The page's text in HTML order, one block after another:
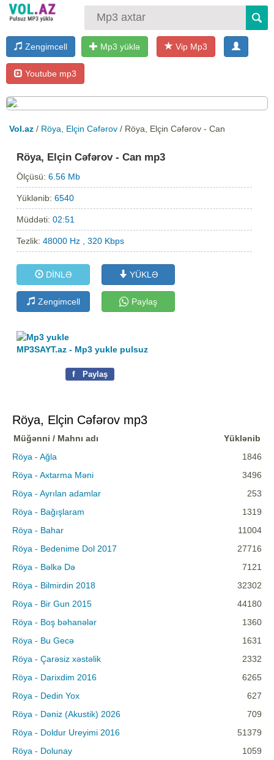
Zengimcell Mp3 yüklə Vip Mp3
Youtube mp3
Vol.az / Röya, Elçin Cəfərov / Röya, Elçin Cəfərov - Can
Röya, Elçin Cəfərov - Can mp3
Ölçüsü:6.56 Mb
Yüklənib:6540
Müddəti:02:51
Tezlik:48000 Hz , 320 Kbps
DİNLƏ YÜKLƏ
Zengimcell Paylaş
MP3SAYT.az - Mp3 yukle pulsuz
f Paylaş
Röya, Elçin Cəfərov mp3
Müğənni / Mahnı adı
Yüklənib
Röya - Ağla
1846
Röya - Axtarma Məni
3496
Röya - Ayrılan adamlar
253
Röya - Bağışlaram
1319
Röya - Bahar
11004
Röya - Bedenime Dol 2017
27716
Röya - Bəlkə Də
7121
Röya - Bilmirdin 2018
32302
Röya - Bir Gun 2015
44180
Röya - Boş bəhanələr
1360
Röya - Bu Gecə
1631
Röya - Çarəsiz xəstəlik
2332
Röya - Darixdim 2016
6265
Röya - Dedin Yox
627
Röya - Dəniz (Akustik) 2026
709
Röya - Doldur Ureyimi 2016
51379
Röya - Dolunay
1059